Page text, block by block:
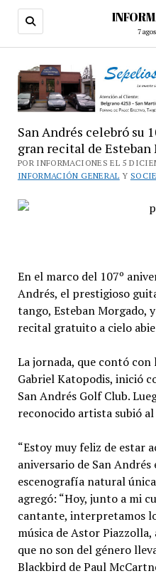
7
San Andrés celebró su
gran recital de Esteban
POR INFORMACIONES EL 5
INFORMACIÓN GENERAL Y
En el marco del 107º
Andrés, el prestigioso
tango, Esteban Morgado,
recital gratuito a cielo
La jornada, que contó
Gabriel Katopodis, inició
San Andrés Golf Club.
reconocido artista subió
“Estoy muy feliz de estar
aniversario de San
escenografía natural
agregó: “Hoy, junto a mi
cantante, interpretamos
música de Astor
que no son del género
Blackbird de Paul